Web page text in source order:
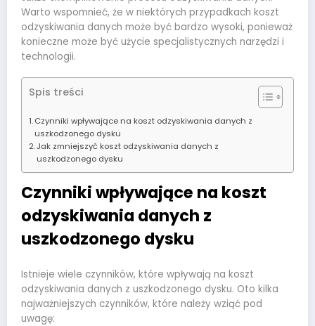
Warto wspomnieć, że w niektórych przypadkach koszt
odzyskiwania danych może być bardzo wysoki, ponieważ
konieczne może być użycie specjalistycznych narzędzi i
technologii.
Spis treści
Czynniki wpływające na koszt odzyskiwania danych z
uszkodzonego dysku
Jak zmniejszyć koszt odzyskiwania danych z
uszkodzonego dysku
Czynniki wpływające na koszt
odzyskiwania danych z
uszkodzonego dysku
Istnieje wiele czynników, które wpływają na koszt
odzyskiwania danych z uszkodzonego dysku. Oto kilka
najważniejszych czynników, które należy wziąć pod
uwagę: